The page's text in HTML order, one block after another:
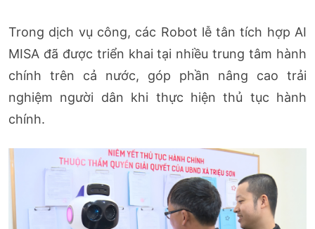
Trong dịch vụ công, các Robot lễ tân tích hợp AI
MISA đã được triển khai tại nhiều trung tâm hành
chính trên cả nước, góp phần nâng cao trải
nghiệm người dân khi thực hiện thủ tục hành
chính.